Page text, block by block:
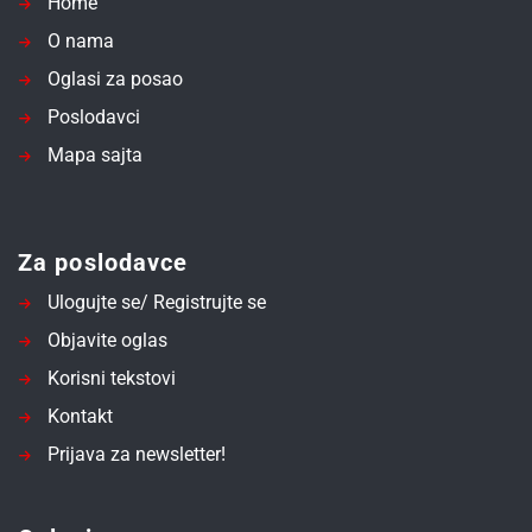
O nama
Oglasi za posao
Poslodavci
Mapa sajta
Za poslodavce
Ulogujte se/ Registrujte se
Objavite oglas
Korisni tekstovi
Kontakt
Prijava za newsletter!